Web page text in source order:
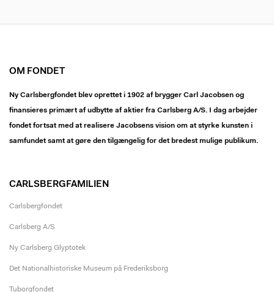
OM FONDET
Ny Carlsbergfondet blev oprettet i 1902 af brygger Carl Jacobsen og
finansieres primært af udbytte af aktier fra Carlsberg A/S. I dag arbejder
fondet fortsat med at realisere Jacobsens vision om at styrke kunsten i
samfundet samt at gøre den tilgængelig for det bredest mulige publikum.
CARLSBERGFAMILIEN
Carlsbergfondet
Carlsberg A/S
Ny Carlsberg Glyptotek
Det Nationalhistoriske Museum på Frederiksborg
Tuborgfondet